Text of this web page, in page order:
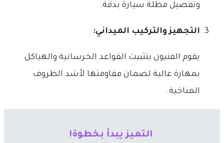
وتفصيل مظلة سيارة بدقة.
​التجهيز والتركيب الميداني:
يقوم الفنيون بتثبيت القواعد الخرسانية والهياكل
بمهارة عالية لضمان مقاومتها لأشد الظروف
المناخية.
​​ التميز يبدأ بخطوة!